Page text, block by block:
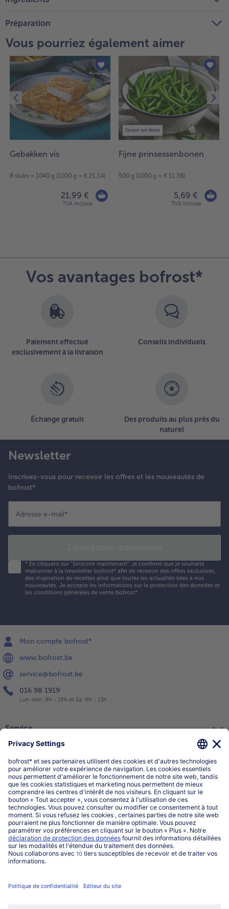
Préparation
Vous pourriez également aimer
Gebakken vis
8 stuks = 1040 g (1000 g = € 21,14)
21,99 €
TVA incluse
Groot en klein
Fijne prinsessenbonen
500 g (1000 g = € 11,38)
5,69 €
TVA incluse
Vos avantages bofrost*
Paiement effectué
exclusivement à la livraison
Conseils individuels
Échange gratuit
Des produits au plus près du
naturel
Newsletter
Inscrivez-vous pour recevoir les offres et les nouveautés de
bofrost*.
Adresse e-mail*
* En cliquant sur "Sinscrire maintenant", je confirme que je souhaite
mabonner à la newsletter bofrost* afin de recevoir des offres exclusives,
des inspiration de recettes ainsi que toutes les actualités liées à nos
nouveautés. Je accepte les informations sur la protection des données et
les conditions générales de vente bofrost*
Mon compte bofrost*
www.bofrost.be
service@bofrost.be
016 98 1919
Lun-Ven: 9h - 19h et Sa: 9h - 13h
Service
Catégories